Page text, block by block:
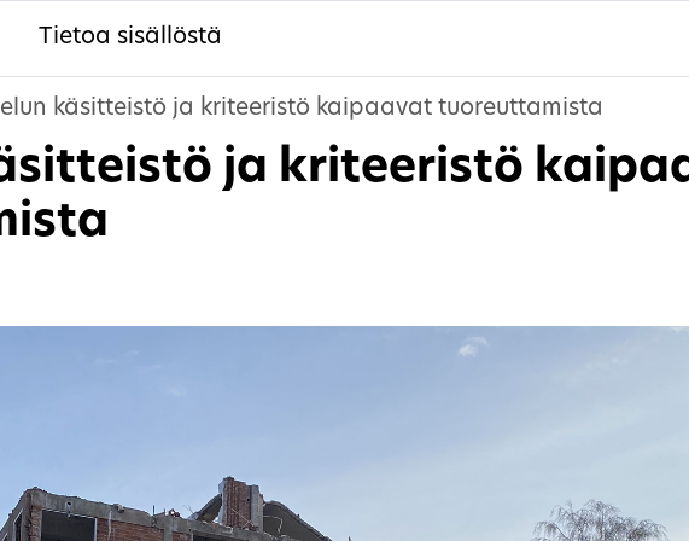
Tietoa sisällöstä
käsitteistö ja kriteeristö kaipaavat tuoreuttamista
ja kriteeristö